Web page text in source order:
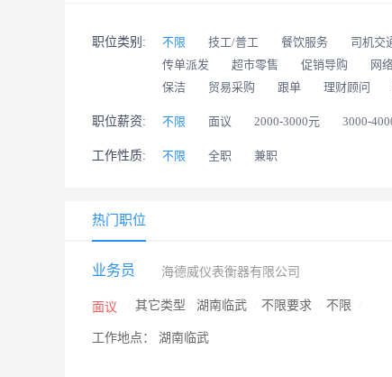
职位类别: 不限 技工/普工 餐饮服务 司机交
传单派发
超市零售 促销导购 网
保洁
贸易采购 跟单 理财顾问
职位薪资: 不限 面议 2000-3000元 3000-
工作性质: 不限 全职 兼职
热门职位
业务员 海德威仪表衡器有限公司
面议 其它类型 湖南临武 不限要求 不限
工作地点： 湖南临武